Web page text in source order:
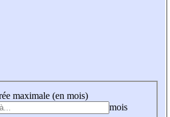
maximale (en mois)
mois